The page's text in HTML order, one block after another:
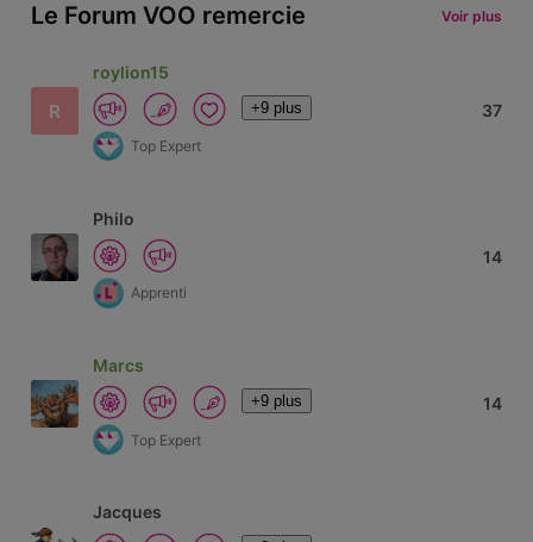
Le Forum VOO remercie Voir plus
R
roylion15
+9 plus
Top Expert
37
Philo
Apprenti
14
Marcs
+9 plus
Top Expert
14
Jacques